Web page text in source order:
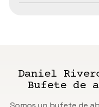
Daniel
Bufete de